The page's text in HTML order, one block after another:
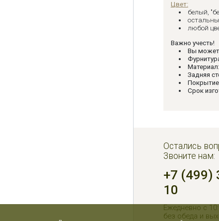
Цвет:
белый,
любой
Важно учесть!
Вы
Материал:
Задняя
Срок
Остались
Звоните нам:
+7 (499)
10
Ежедневно с
без обеда и